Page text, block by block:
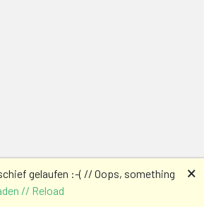
gelaufen :-( // Oops, something
// Reload
🗙